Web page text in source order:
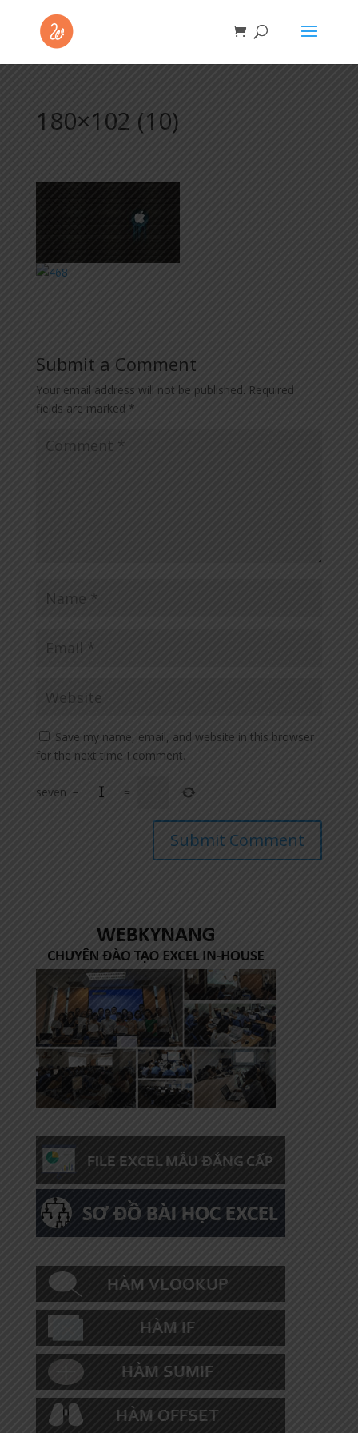
180×102 (10)
Submit a Comment
Your email address will not be published. Required
fields are marked *
Save my name, email, and website in this browser
for the next time I comment.
seven − =